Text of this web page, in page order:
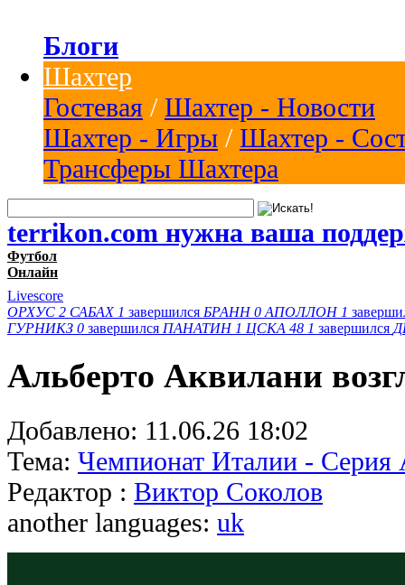
Блоги
Шахтер
Гостевая / Шахтер - Новости
Шахтер - Игры / Шахтер -
Трансферы Шахтера
terrikon.com нужна ваша
Футбол
Онлайн
Livescore
ОРХУС 2 САБАХ 1 завершился БРАНН 0 АПОЛЛОН 1
ГУРНИКЗ 0 завершился ПАНАТИН 1 ЦСКА 48 1 завершился
Альберто Аквилани
Добавлено: 11.06.26 18:02
Тема: Чемпионат Италии - Серия
Редактор : Виктор Соколов
another languages: uk